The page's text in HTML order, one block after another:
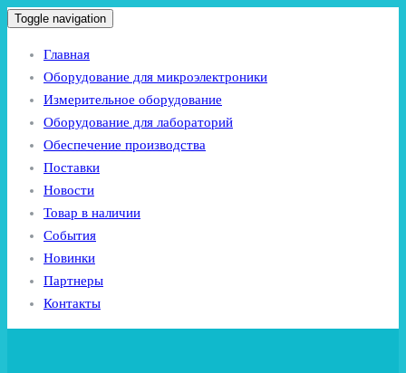
Toggle navigation
Главная
Оборудование для микроэлектроники
Измерительное оборудование
Оборудование для лабораторий
Обеспечение производства
Поставки
Новости
Товар в наличии
События
Новинки
Партнеры
Контакты